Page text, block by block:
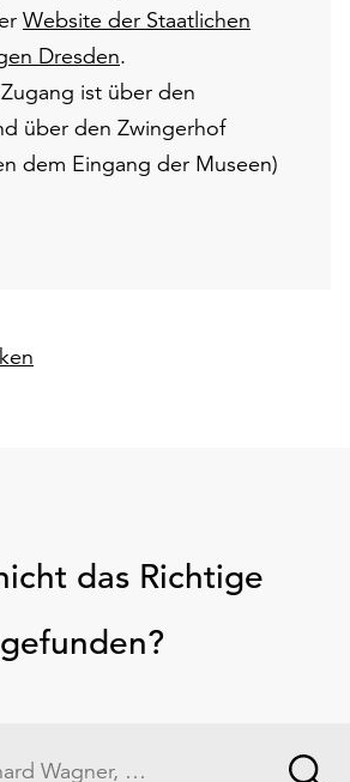
Website der Staatlichen
Dresden.
ist über den
über den Zwingerhof
dem Eingang der Museen)
das Richtige
gefunden?